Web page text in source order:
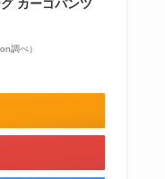
カーゴパンツ
調べ）